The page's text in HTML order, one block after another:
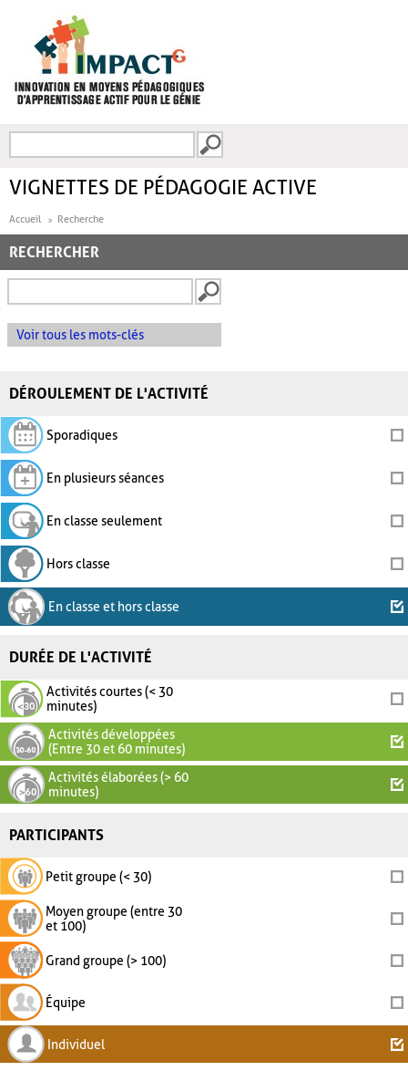
FORMULAIRE DE
VIGNETTES DE PÉDAGOGIE ACTIVE
Accueil Recherche
RECHERCHER
Voir tous les mots-clés
DÉROULEMENT DE L'ACTIVITÉ
Sporadiques
En plusieurs séances
En classe seulement
Hors classe
En classe et hors classe
DURÉE DE L'ACTIVITÉ
Activités courtes (< 30
minutes)
Activités développées
(Entre 30 et 60 minutes)
Activités élaborées (> 60
minutes)
PARTICIPANTS
Petit groupe (< 30)
Moyen groupe (entre 30
et 100)
Grand groupe (> 100)
Équipe
Individuel